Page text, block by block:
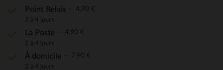
Point Relais 4,90 €
2 à 4 jours
La Poste 4,90 €
2 à 4 jours
À domicile 7,90 €
2 à 4 jours